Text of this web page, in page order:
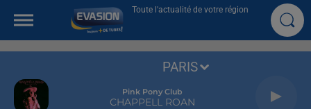
Toute l'actualité de votre région
Pink Pony Club
CHAPPELL ROAN
PARIS